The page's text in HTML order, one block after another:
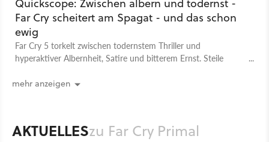
Quickscope: Zwischen albern und todernst -
Far Cry scheitert am Spagat - und das schon
ewig
Far Cry 5 torkelt zwischen todernstem Thriller und
hyperaktiver Albernheit, Satire und bitterem Ernst. Steile
mehr anzeigen
AKTUELLESzu Far Cry Primal